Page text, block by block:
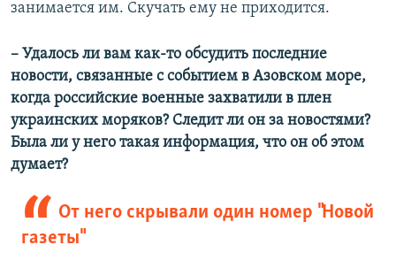
занимается им. Скучать ему не приходится.
– Удалось ли вам как-то обсудить последние
новости, связанные с событием в Азовском море,
когда российские военные захватили в плен
украинских моряков? Следит ли он за новостями?
Была ли у него такая информация, что он об этом
думает?
От него скрывали один номер "Новой
газеты"